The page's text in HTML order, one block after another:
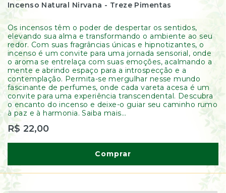
Incenso Natural Nirvana - Treze Pimentas
Os incensos têm o poder de despertar os sentidos,
elevando sua alma e transformando o ambiente ao seu
redor. Com suas fragrâncias únicas e hipnotizantes, o
incenso é um convite para uma jornada sensorial, onde
o aroma se entrelaça com suas emoções, acalmando a
mente e abrindo espaço para a introspecção e a
contemplação. Permita-se mergulhar nesse mundo
fascinante de perfumes, onde cada vareta acesa é um
convite para uma experiência transcendental. Descubra
o encanto do incenso e deixe-o guiar seu caminho rumo
à paz e à harmonia. Saiba mais...
R$ 22,00
Comprar